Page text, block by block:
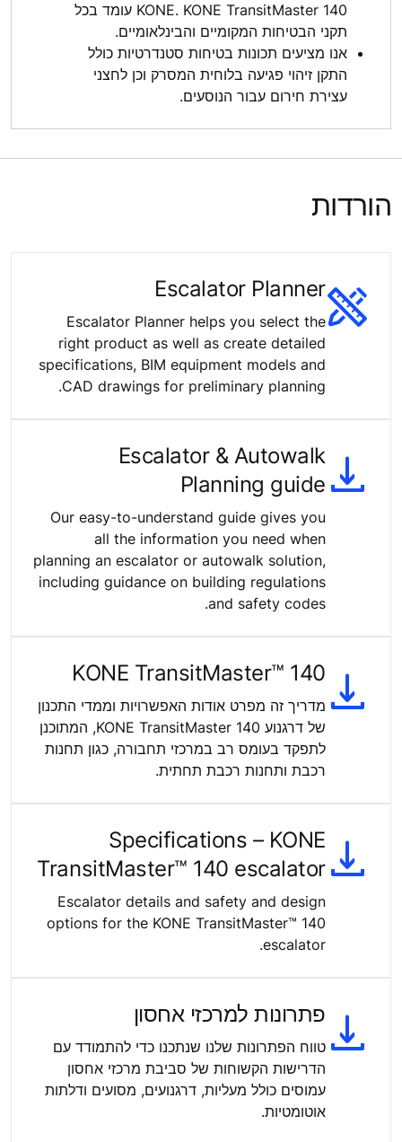
KONE. KONE TransitMaster 140 עומד בכל
תקני הבטיחות המקומיים והבינלאומיים.
אנו מציעים תכונות בטיחות סטנדרטיות כולל
התקן זיהוי פגיעה בלוחית המסרק וכן לחצני
עצירת חירום עבור הנוסעים.
הורדות
Escalator Planner
Escalator Planner helps you select the
right product as well as create detailed
specifications, BIM equipment models and
CAD drawings for preliminary planning.
Escalator & Autowalk
Planning guide
Our easy-to-understand guide gives you
all the information you need when
planning an escalator or autowalk solution,
including guidance on building regulations
and safety codes.
KONE TransitMaster™ 140
מדריך זה מפרט אודות האפשרויות וממדי התכנון
של דרגנוע KONE TransitMaster 140, המתוכנן
לתפקד בעומס רב במרכזי תחבורה, כגון תחנות
רכבת ותחנות רכבת תחתית.
Specifications – KONE
TransitMaster™ 140 escalator
Escalator details and safety and design
options for the KONE TransitMaster™ 140
escalator.
פתרונות למרכזי אחסון
טווח הפתרונות שלנו שנתכנו כדי להתמודד עם
הדרישות הקשוחות של סביבת מרכזי אחסון
עמוסים כולל מעליות, דרגנועים, מסועים ודלתות
אוטומטיות.